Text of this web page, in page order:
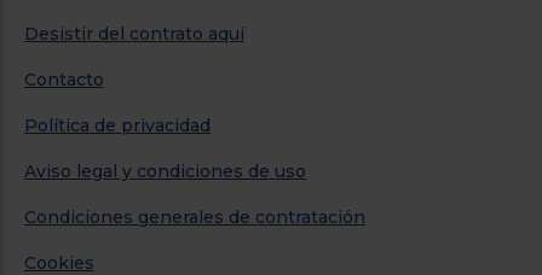
Desistir del contrato aquí
Contacto
Política de privacidad
Aviso legal y condiciones de uso
Condiciones generales de contratación
Cookies